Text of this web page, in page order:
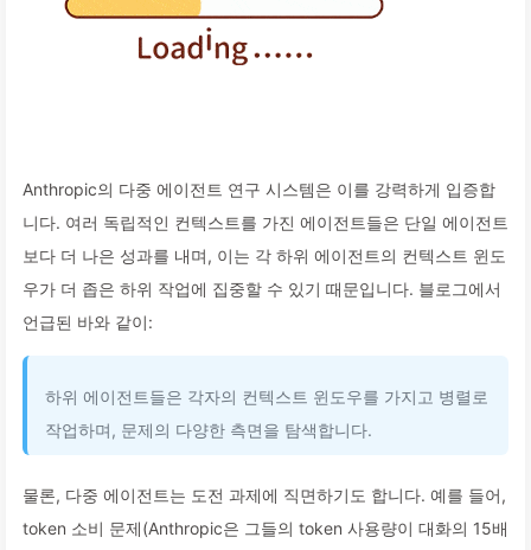
Anthropic의 다중 에이전트 연구 시스템은 이를 강력하게 입증합
니다. 여러 독립적인 컨텍스트를 가진 에이전트들은 단일 에이전트
보다 더 나은 성과를 내며, 이는 각 하위 에이전트의 컨텍스트 윈도
우가 더 좁은 하위 작업에 집중할 수 있기 때문입니다. 블로그에서
언급된 바와 같이:
하위 에이전트들은 각자의 컨텍스트 윈도우를 가지고 병렬로
작업하며, 문제의 다양한 측면을 탐색합니다.
물론, 다중 에이전트는 도전 과제에 직면하기도 합니다. 예를 들어,
token 소비 문제(Anthropic은 그들의 token 사용량이 대화의 15배